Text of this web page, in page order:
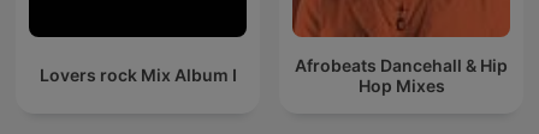
Lovers rock Mix Album I
Afrobeats Dancehall & Hip
Hop Mixes